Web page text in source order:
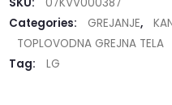
Categories:
GREJANJE,
TOPLOVODNA GREJNA TELA
Tag:
LG